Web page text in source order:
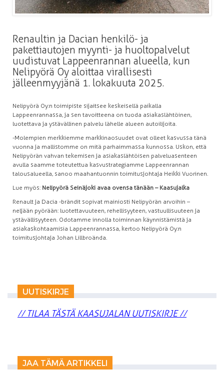
Renaultin ja Dacian henkilö- ja
pakettiautojen myynti- ja huoltopalvelut
uudistuvat Lappeenrannan alueella, kun
Nelipyörä Oy aloittaa virallisesti
jälleenmyyjänä 1. lokakuuta 2025.
Nelipyörä Oy:n toimipiste sijaitsee keskeisellä paikalla
Lappeenrannassa, ja sen tavoitteena on tuoda asiakaslähtöinen,
luotettava ja ystävällinen palvelu lähelle alueen autoilijoita.
-Molempien merkkiemme markkinaosuudet ovat olleet kasvussa tänä
vuonna ja mallistomme on mitä parhaimmassa kunnossa. Uskon, että
Nelipyörän vahvan tekemisen ja asiakaslähtöisen palveluasenteen
avulla saamme toteutettua kasvustrategiamme Lappeenrannan
talousalueella, sanoo maahantuonnin toimitusjohtaja Heikki Vuorinen.
Lue myös: Nelipyörä Seinäjoki avaa ovensa tänään – Kaasujalka
Renault ja Dacia -brändit sopivat mainiosti Nelipyörän arvoihin –
neljään pyörään: luotettavuuteen, rehellisyyteen, vastuullisuuteen ja
ystävällisyyteen. Odotamme innolla toiminnan käynnistämistä ja
asiakaskohtaamisia Lappeenrannassa, kertoo Nelipyörä Oy:n
toimitusjohtaja Johan Lillbroända.
UUTISKIRJE
// TILAA TÄSTÄ KAASUJALAN UUTISKIRJE //
JAA TÄMÄ ARTIKKELI